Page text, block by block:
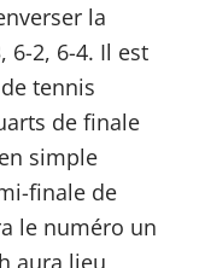
la
6-2, 6-4. Il est
tennis
de finale
simple
finale de
le numéro un
aura lieu